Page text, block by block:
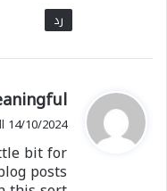
رد
ي
ق
ل
14/10/2024 الساعة 23:05
bit for
posts